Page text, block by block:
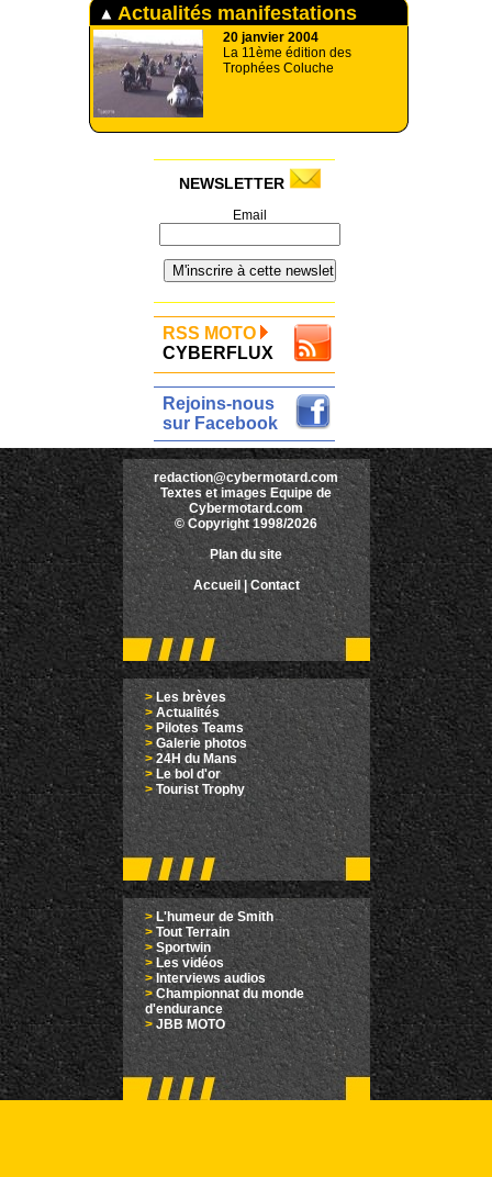
Actualités manifestations
20 janvier 2004
La 11ème édition des
Trophées Coluche
NEWSLETTER
Email
RSS MOTO
CYBERFLUX
Rejoins-nous
sur Facebook
redaction@cybermotard.com
Textes et images Equipe de
Cybermotard.com
© Copyright 1998/2026
Plan du site
Accueil |Contact
>Les brèves
> Actualités
> Pilotes Teams
>Galerie photos
>24H du Mans
>Le bol d'or
> Tourist Trophy
>L'humeur de Smith
> Tout Terrain
> Sportwin
> Les vidéos
> Interviews audios
>Championnat du monde
d'endurance
> JBB MOTO